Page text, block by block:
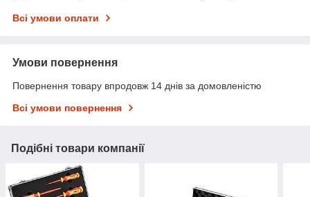
Всі умови оплати
Умови повернення
Повернення товару впродовж 14 днів за домовленістю
Всі умови повернення
Подібні товари компанії